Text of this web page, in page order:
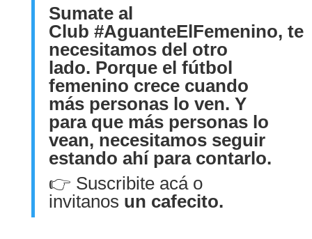
Sumate al
Club #AguanteElFemenino, te
necesitamos del otro
lado. Porque el fútbol
femenino crece cuando
más personas lo ven. Y
para que más personas lo
vean, necesitamos seguir
estando ahí para contarlo.
👉 Suscribite acáo
invitanos un cafecito.